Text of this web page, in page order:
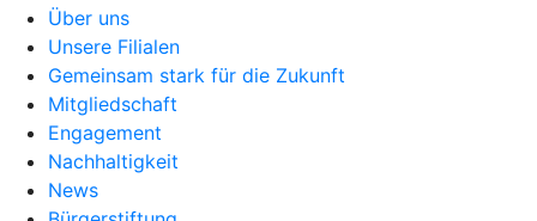
Über uns
Unsere Filialen
Gemeinsam stark für die Zukunft
Mitgliedschaft
Engagement
Nachhaltigkeit
News